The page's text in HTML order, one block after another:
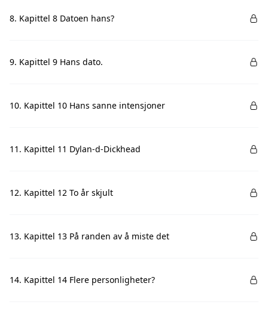
8. Kapittel 8 Datoen hans?
9. Kapittel 9 Hans dato.
10. Kapittel 10 Hans sanne intensjoner
11. Kapittel 11 Dylan-d-Dickhead
12. Kapittel 12 To år skjult
13. Kapittel 13 På randen av å miste det
14. Kapittel 14 Flere personligheter?